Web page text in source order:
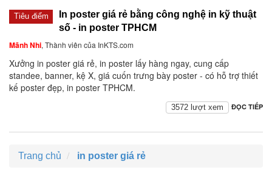
Tiêu điểm
In poster giá rẻ bằng công nghệ in kỹ thuật
số - in poster TPHCM
Mãnh Nhi, Thành viên của InKTS.com
Xưởng in poster giá rẻ, in poster lấy hàng ngay, cung cấp
standee, banner, kệ X, giá cuốn trưng bày poster - có hỗ trợ thiết
kế poster đẹp, in poster TPHCM.
ĐỌC TIẾP
3572 lượt xem
Trang chủ in poster giá rẻ